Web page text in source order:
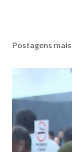
Postagens